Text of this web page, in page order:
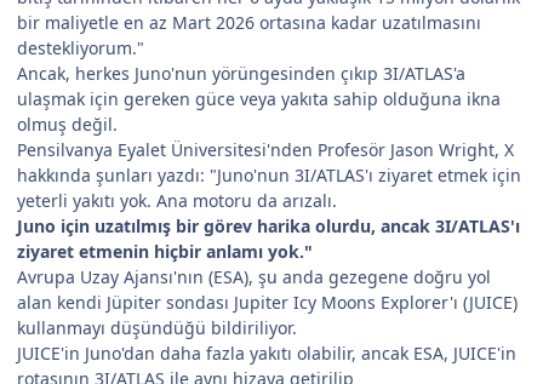
bir maliyetle en az Mart 2026 ortasına kadar uzatılmasını
destekliyorum."
Ancak, herkes Juno'nun yörüngesinden çıkıp 3I/ATLAS'a
ulaşmak için gereken güce veya yakıta sahip olduğuna ikna
olmuş değil.
Pensilvanya Eyalet Üniversitesi'nden Profesör Jason Wright, X
hakkında şunları yazdı: "Juno'nun 3I/ATLAS'ı ziyaret etmek için
yeterli yakıtı yok. Ana motoru da arızalı.
Juno için uzatılmış bir görev harika olurdu, ancak 3I/ATLAS'ı
ziyaret etmenin hiçbir anlamı yok."
Avrupa Uzay Ajansı'nın (ESA), şu anda gezegene doğru yol
alan kendi Jüpiter sondası Jupiter Icy Moons Explorer'ı (JUICE)
kullanmayı düşündüğü bildiriliyor.
JUICE'in Juno'dan daha fazla yakıtı olabilir, ancak ESA, JUICE'in
rotasının 3I/ATLAS ile aynı hizaya getirilip